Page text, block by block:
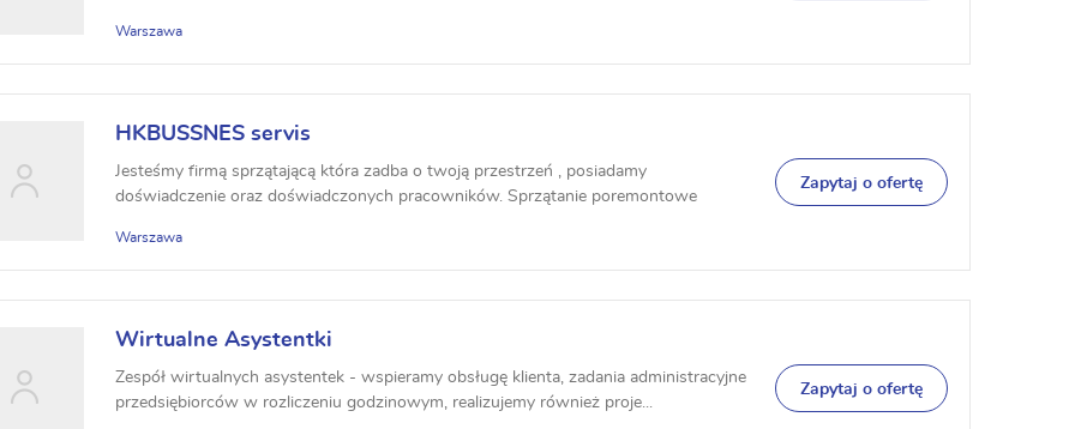
Warszawa
HKBUSSNES servis
Jesteśmy firmą sprzątającą która zadba o twoją przestrzeń , posiadamy
doświadczenie oraz doświadczonych pracowników. Sprzątanie poremontowe
Warszawa
Zapytaj o ofertę
Wirtualne Asystentki
Zespół wirtualnych asystentek - wspieramy obsługę klienta, zadania administracyjne
przedsiębiorców w rozliczeniu godzinowym, realizujemy również proje...
Zapytaj o ofertę